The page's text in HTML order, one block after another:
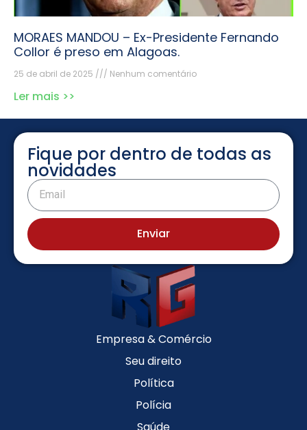
MORAES MANDOU – Ex-Presidente Fernando
Collor é preso em Alagoas.
25 de abril de 2025 Nenhum comentário
Ler mais >>
Fique por dentro de todas as
novidades
Enviar
Empresa & Comércio
Seu direito
Política
Polícia